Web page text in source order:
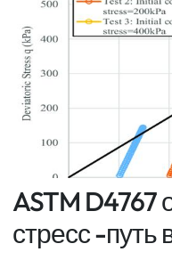
ASTM D4767
стресс -путь